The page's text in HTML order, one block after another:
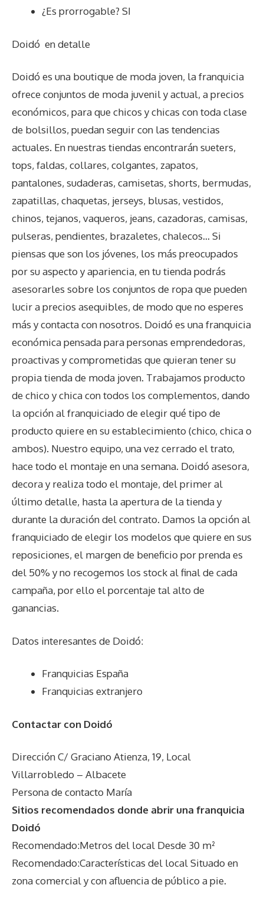
¿Es prorrogable? SI
Doidó en detalle
Doidó es una boutique de moda joven, la franquicia
ofrece conjuntos de moda juvenil y actual, a precios
económicos, para que chicos y chicas con toda clase
de bolsillos, puedan seguir con las tendencias
actuales. En nuestras tiendas encontrarán sueters,
tops, faldas, collares, colgantes, zapatos,
pantalones, sudaderas, camisetas, shorts, bermudas,
zapatillas, chaquetas, jerseys, blusas, vestidos,
chinos, tejanos, vaqueros, jeans, cazadoras, camisas,
pulseras, pendientes, brazaletes, chalecos… Si
piensas que son los jóvenes, los más preocupados
por su aspecto y apariencia, en tu tienda podrás
asesorarles sobre los conjuntos de ropa que pueden
lucir a precios asequibles, de modo que no esperes
más y contacta con nosotros. Doidó es una franquicia
económica pensada para personas emprendedoras,
proactivas y comprometidas que quieran tener su
propia tienda de moda joven. Trabajamos producto
de chico y chica con todos los complementos, dando
la opción al franquiciado de elegir qué tipo de
producto quiere en su establecimiento (chico, chica o
ambos). Nuestro equipo, una vez cerrado el trato,
hace todo el montaje en una semana. Doidó asesora,
decora y realiza todo el montaje, del primer al
último detalle, hasta la apertura de la tienda y
durante la duración del contrato. Damos la opción al
franquiciado de elegir los modelos que quiere en sus
reposiciones, el margen de beneficio por prenda es
del 50% y no recogemos los stock al final de cada
campaña, por ello el porcentaje tal alto de
ganancias.
Datos interesantes de Doidó:
Franquicias España
Franquicias extranjero
Contactar con Doidó
Dirección C/ Graciano Atienza, 19, Local
Villarrobledo – Albacete
Persona de contacto María
Sitios recomendados donde abrir una franquicia
Doidó
Recomendado:Metros del local Desde 30 m²
Recomendado:Características del local Situado en
zona comercial y con afluencia de público a pie.